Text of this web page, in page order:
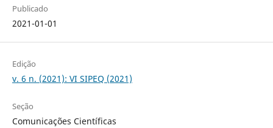
Publicado
2021-01-01
Edição
v. 6 n. (2021): VI SIPEQ (2021)
Seção
Comunicações Científicas